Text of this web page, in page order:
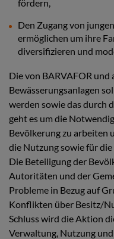
fördern,
Den Zugang von
ermöglichen um ihre
diversifizieren und
Die von BARVAFOR
Bewässerungsanlagen
werden sowie das durch
geht es um die
Bevölkerung zu arbeiten
die Nutzung sowie für
Die Beteiligung der
Autoritäten und der
Probleme in Bezug auf
Konflikten über Besitz/
Schluss wird die Aktion
Verwaltung, Nutzung